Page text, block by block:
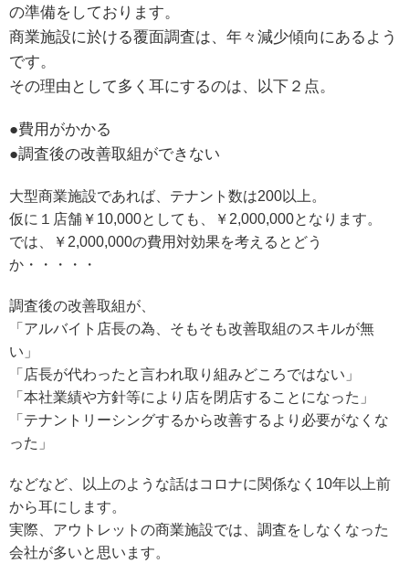
の準備をしております。
商業施設に於ける覆面調査は、年々減少傾向にあるよう
です。
その理由として多く耳にするのは、以下２点。
●費用がかかる
●調査後の改善取組ができない
大型商業施設であれば、テナント数は200以上。
仮に１店舗￥10,000としても、￥2,000,000となります。
では、￥2,000,000の費用対効果を考えるとどう
か・・・・・
調査後の改善取組が、
「アルバイト店長の為、そもそも改善取組のスキルが無
い」
「店長が代わったと言われ取り組みどころではない」
「本社業績や方針等により店を閉店することになった」
「テナントリーシングするから改善するより必要がなくな
った」
などなど、以上のような話はコロナに関係なく10年以上前
から耳にします。
実際、アウトレットの商業施設では、調査をしなくなった
会社が多いと思います。